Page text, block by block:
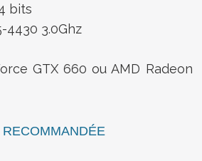
bits
4430 3.0Ghz
GTX 660 ou AMD Radeon